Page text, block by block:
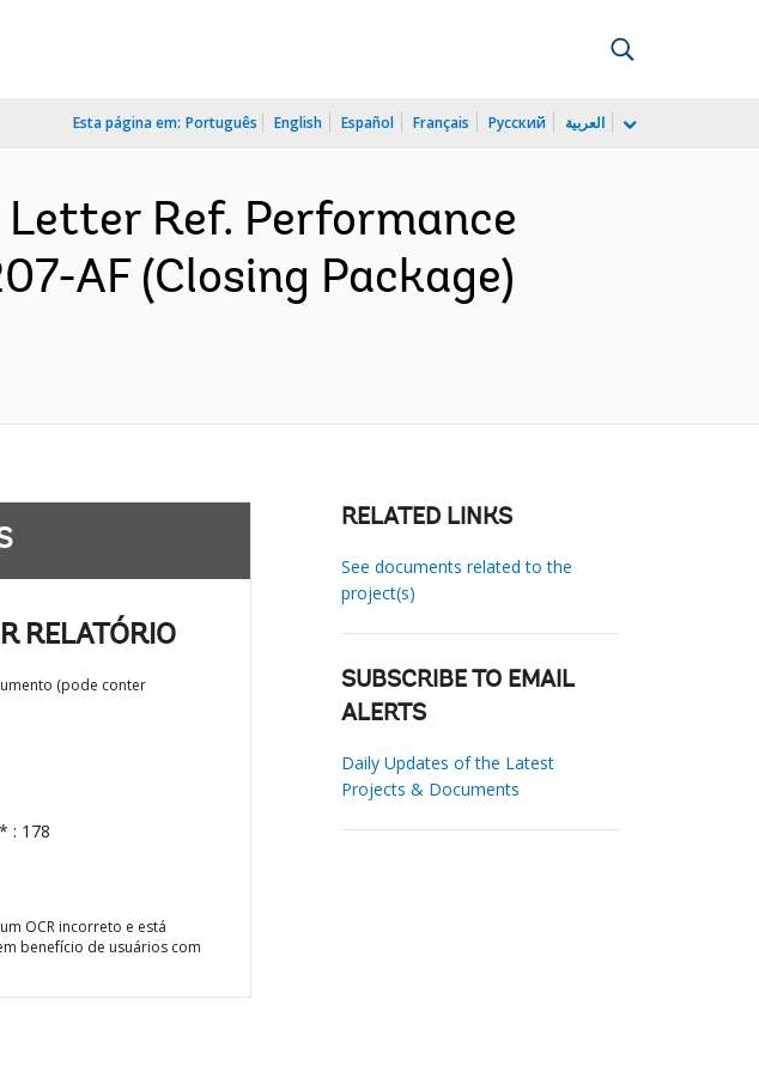
Esta página em: Português English Español Français Русский العربية
Ref. Performance
AF (Closing Package)
RELATÓRIO
(pode conter
: 178
OCR incorreto e está
benefício de usuários com
RELATED LINKS
See documents related to the
project(s)
SUBSCRIBE TO EMAIL
ALERTS
Daily Updates of the Latest
Projects & Documents